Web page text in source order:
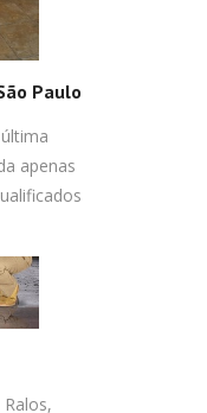
Paulo
apenas